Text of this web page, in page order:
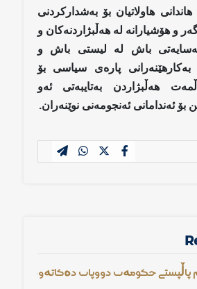
هاولاتیان بۆ بەشداركردنی
و هۆشیارانە لە هەڵبژاردنەكان و
باش لە لیستی باش و
پارەی سیاسی بۆ
هەڵبژاردن بەتایبەتی ئەو
بۆ ئەندامانی ئەنجومەنی نوێنەران.
حكومەت دووپات دەكاتەوە و